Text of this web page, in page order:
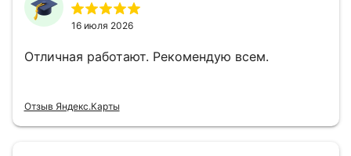
16 июля 2026
Отличная работают. Рекомендую всем.
Отзыв Яндекс.Карты